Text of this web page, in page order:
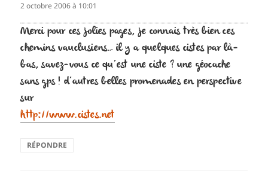
2 octobre 2006 à 10:01
Merci pour ces jolies pages, je connais très bien ces
chemins vauclusiens… il y a quelques cistes par là-
bas, savez-vous ce qu’est une ciste ? une géocache
sans gps ! d’autres belles promenades en perspective
sur
http://www.cistes.net
RÉPONDRE